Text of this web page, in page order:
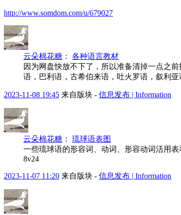
http://www.somdom.com/u/679027
云朵棉花糖 ： 各种语言教材
因为网盘快放不下了，所以准备清掉一点之
语，巴利语，古希伯来语，吐火罗语，叙利
2023-11-08 19:45 来自版块 - 信息发布 | Information
云朵棉花糖 ： 琉球语表图
一些琉球语的形容词、动词、形容动词活用
8v24
2023-11-07 11:20 来自版块 - 信息发布 | Information